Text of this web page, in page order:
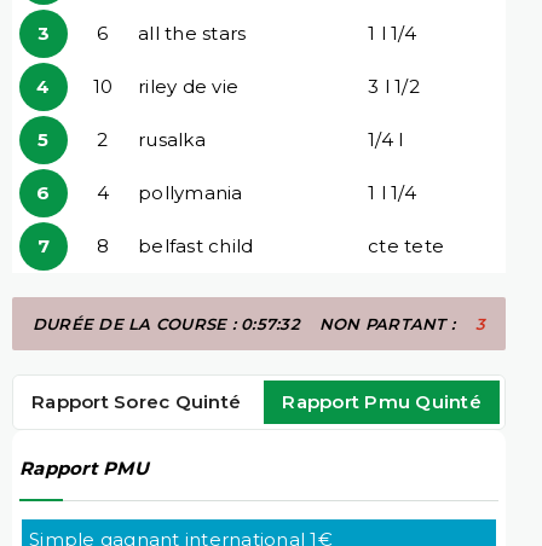
3 6 all the stars 1 l 1/4
4 10 riley de vie 3 l 1/2
5 2 rusalka 1/4 l
6 4 pollymania 1 l 1/4
7 8 belfast child cte tete
DURÉE DE LA COURSE : 0:57:32 NON PARTANT : 3
Rapport Sorec Quinté Rapport Pmu Quinté
Rapport PMU
Simple gagnant international 1€